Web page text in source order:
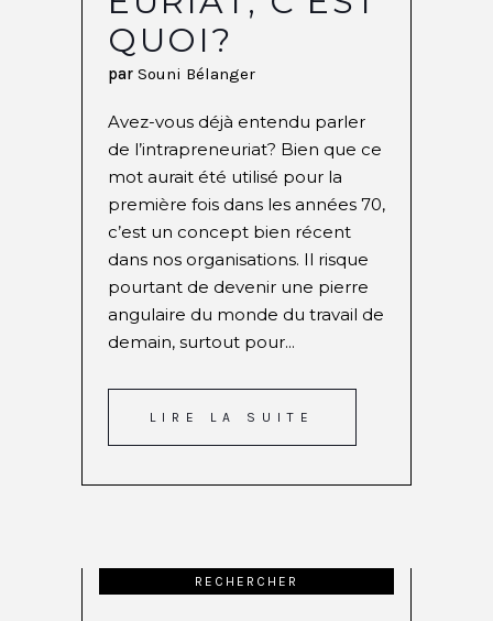
QUOI?
par Souni Bélanger
Avez-vous déjà entendu parler
de l’intrapreneuriat? Bien que ce
mot aurait été utilisé pour la
première fois dans les années 70,
c’est un concept bien récent
dans nos organisations. Il risque
pourtant de devenir une pierre
angulaire du monde du travail de
demain, surtout pour...
LIRE LA SUITE
RECHERCHER